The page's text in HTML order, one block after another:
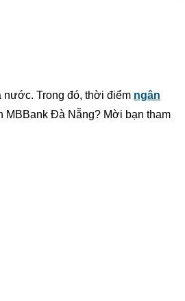
nước. Trong đó, thời điểm ngân
MBBank Đà Nẵng? Mời bạn tham